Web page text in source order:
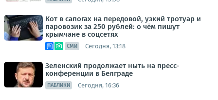
Кот в сапогах на передовой, узкий тротуар и
паровозик за 250 рублей: о чём пишут
крымчане в соцсетях
СМИ Сегодня, 13:18
Зеленский продолжает ныть на пресс-
конференции в Белграде
ПАБЛИКИ Сегодня, 16:36